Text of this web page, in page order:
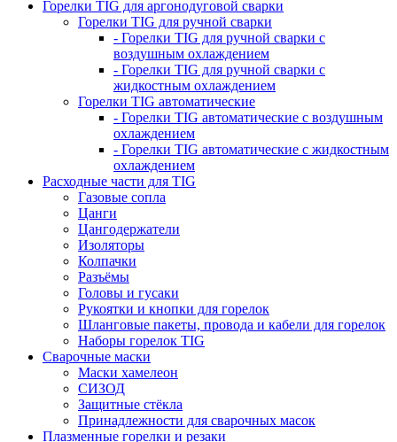
Горелки TIG для аргонодуговой сварки
Горелки TIG для ручной сварки
- Горелки TIG для ручной сварки с
воздушным охлаждением
- Горелки TIG для ручной сварки с
жидкостным охлаждением
Горелки TIG автоматические
- Горелки TIG автоматические с воздушным
охлаждением
- Горелки TIG автоматические с жидкостным
охлаждением
Расходные части для TIG
Газовые сопла
Цанги
Цангодержатели
Изоляторы
Колпачки
Разъёмы
Головы и гусаки
Рукоятки и кнопки для горелок
Шланговые пакеты, провода и кабели для горелок
Наборы горелок TIG
Сварочные маски
Маски хамелеон
СИЗОД
Защитные стёкла
Принадлежности для сварочных масок
Плазменные горелки и резаки